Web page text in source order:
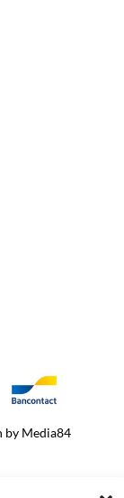
by Media84